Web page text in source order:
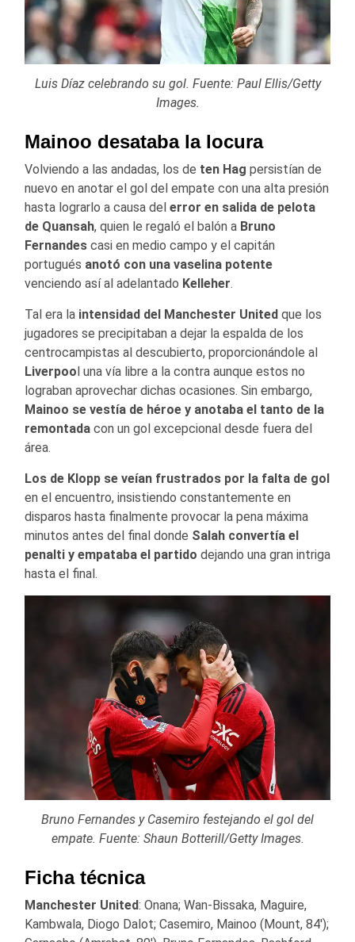
Luis Díaz celebrando su gol. Fuente: Paul Ellis/Getty
Images.
Mainoo desataba la locura
Volviendo a las andadas, los de ten Hag persistían de
nuevo en anotar el gol del empate con una alta presión
hasta lograrlo a causa del error en salida de pelota
de Quansah, quien le regaló el balón a Bruno
Fernandes casi en medio campo y el capitán
portugués anotó con una vaselina potente
venciendo así al adelantado Kelleher.
Tal era la intensidad del Manchester United que los
jugadores se precipitaban a dejar la espalda de los
centrocampistas al descubierto, proporcionándole al
Liverpoo l una vía libre a la contra aunque estos no
lograban aprovechar dichas ocasiones. Sin embargo,
Mainoo se vestía de héroe y anotaba el tanto de la
remontada con un gol excepcional desde fuera del
área.
Los de Klopp se veían frustrados por la falta de gol
en el encuentro, insistiendo constantemente en
disparos hasta finalmente provocar la pena máxima
minutos antes del final donde Salah convertía el
penalti y empataba el partido dejando una gran intriga
hasta el final.
Bruno Fernandes y Casemiro festejando el gol del
empate. Fuente: Shaun Botterill/Getty Images.
Ficha técnica
Manchester United: Onana; Wan-Bissaka, Maguire,
Kambwala, Diogo Dalot; Casemiro, Mainoo (Mount, 84′);